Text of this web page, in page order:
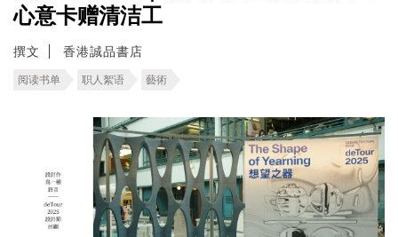
心意卡赠清洁工
撰文 香港誠品書店
阅读书单 职人絮语 藝術